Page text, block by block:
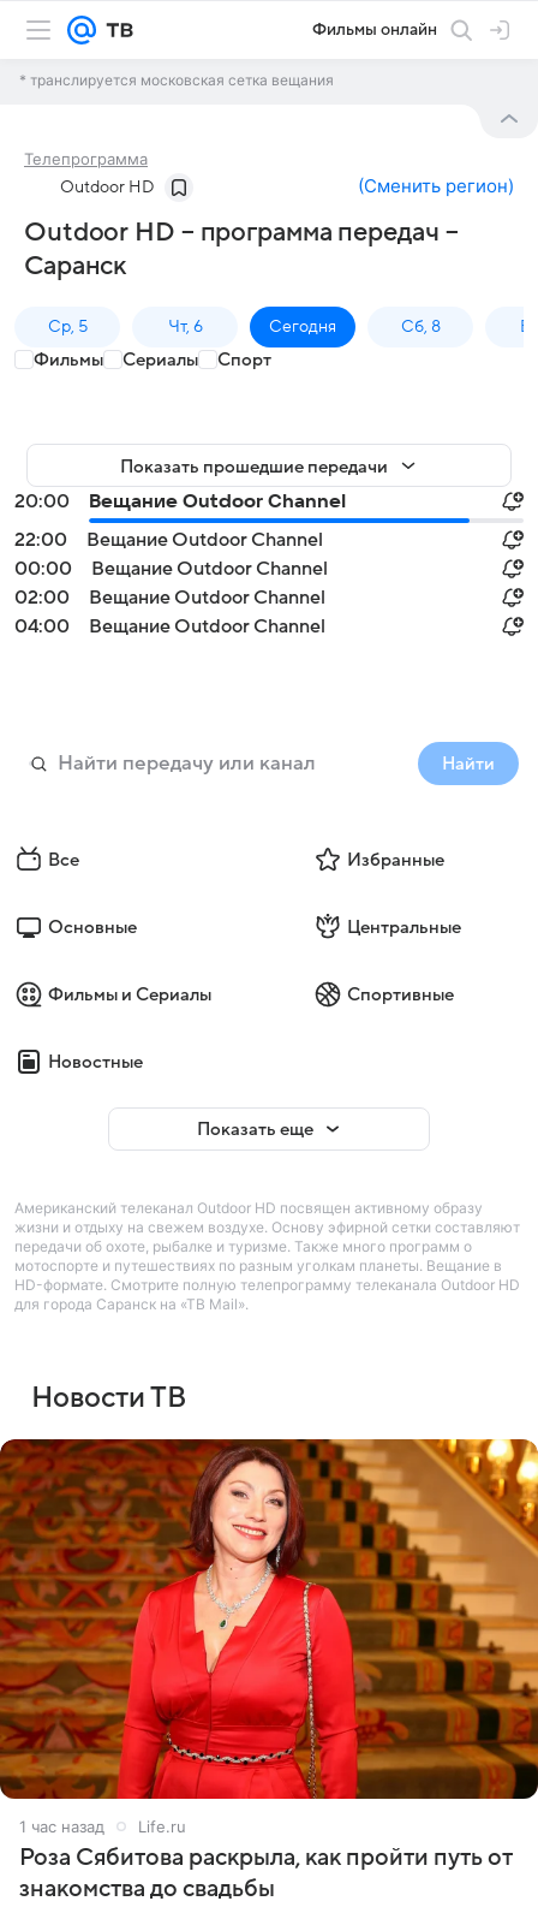
Фильмы онлайн
* транслируется московская сетка вещания
Телепрограмма
Outdoor HD (Сменить регион)
Outdoor HD – программа передач –
Саранск
Ср, 5 Чт, 6 Сегодня Сб, 8
Фильмы Сериалы Спорт
Показать прошедшие передачи
20:00
Вещание Outdoor Channel
22:00
Вещание Outdoor Channel
00:00
Вещание Outdoor Channel
02:00
Вещание Outdoor Channel
04:00
Вещание Outdoor Channel
Найти
Все Избранные
Основные Центральные
Фильмы и Сериалы Спортивные
Новостные
Показать еще
Американский телеканал Outdoor HD посвящен активному образу
жизни и отдыху на свежем воздухе. Основу эфирной сетки составляют
передачи об охоте, рыбалке и туризме. Также много программ о
мотоспорте и путешествиях по разным уголкам планеты. Вещание в
HD-формате. Смотрите полную телепрограмму телеканала Outdoor HD
для города Саранск на «ТВ Mail».
Новости ТВ
1 час назад Life.ru
Роза Сябитова раскрыла, как пройти путь от
знакомства до свадьбы